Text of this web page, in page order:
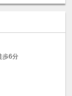
歩6分